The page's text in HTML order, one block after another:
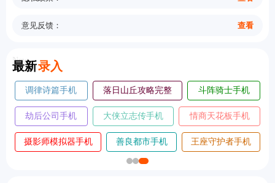
意见反馈： 查看
最新录入
New
调律诗篇手机
版
落日山丘攻略完整
版
斗阵骑士手机
版
劫后公司手机
版
大侠立志传手机
版
情商天花板手机
版
摄影师模拟器手机
善良都市手机
版
王座守护者手机